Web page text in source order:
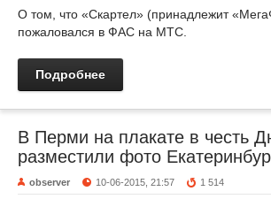
О том, что «Скартел» (принадлежит
пожаловался в ФАС на МТС.
Подробнее
В Перми на плакате в честь
разместили фото
observer 10-06-2015, 21:57 1 514